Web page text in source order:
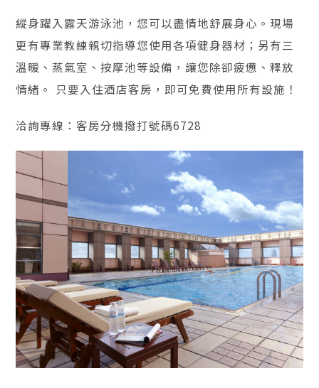
縱身躍入露天游泳池，您可以盡情地舒展身心。現場
更有專業教練親切指導您使用各項健身器材；另有三
溫暖、蒸氣室、按摩池等設備，讓您除卻疲憊、釋放
情緒。 只要入住酒店客房，即可免費使用所有設施！
洽詢專線：客房分機撥打號碼6728